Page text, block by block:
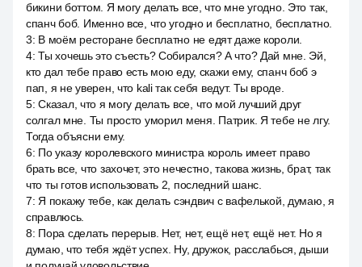
бикини боттом. Я могу делать все, что мне угодно. Это так,
спанч боб. Именно все, что угодно и бесплатно, бесплатно.
3: В моём ресторане бесплатно не едят даже короли.
4:Ты хочешь это съесть? Собирался? А что? Дай мне. Эй,
кто дал тебе право есть мою еду, скажи ему, спанч боб э
пап, я не уверен, что kali так себя ведут. Ты вроде.
5:Сказал, что я могу делать все, что мой лучший друг
солгал мне. Ты просто уморил меня. Патрик. Я тебе не лгу.
Тогда объясни ему.
6: По указу королевского министра король имеет право
брать все, что захочет, это нечестно, такова жизнь, брат, так
что ты готов использовать 2, последний шанс.
7: Я покажу тебе, как делать сэндвич с вафелькой, думаю, я
справлюсь.
8: Пора сделать перерыв. Нет, нет, ещё нет, ещё нет. Но я
думаю, что тебя ждёт успех. Ну, дружок, расслабься, дыши